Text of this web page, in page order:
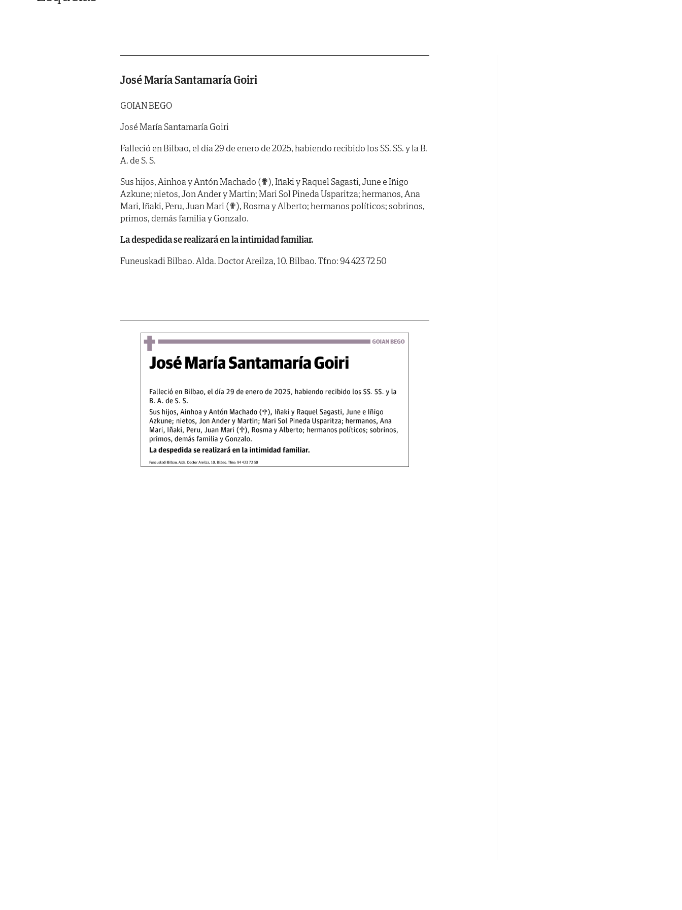
José María Santamaría Goiri
GOIAN BEGO
José María Santamaría Goiri
Falleció en Bilbao, el día 29 de enero de 2025, habiendo recibido los SS. SS. y la B.
A. de S. S.
Sus hijos, Ainhoa y Antón Machado (✟), Iñaki y Raquel Sagasti, June e Iñigo
Azkune; nietos, Jon Ander y Martin; Mari Sol Pineda Usparitza; hermanos, Ana
Mari, Iñaki, Peru, Juan Mari (✟), Rosma y Alberto; hermanos políticos; sobrinos,
primos, demás familia y Gonzalo.
La despedida se realizará en la intimidad familiar.
Funeuskadi Bilbao. Alda. Doctor Areilza, 10. Bilbao. Tfno: 94 423 72 50